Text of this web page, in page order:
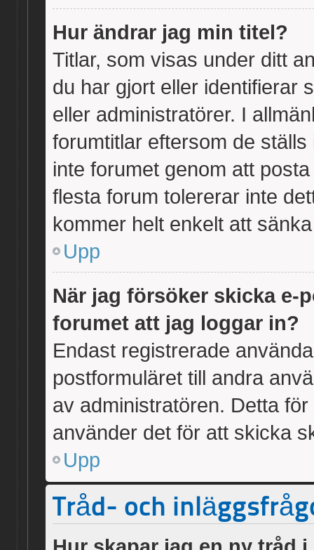
Hur ändrar jag min titel?
Titlar, som visas under ditt
du har gjort eller identifierar
eller administratörer. I
forumtitlar eftersom de
inte forumet genom att
flesta forum tolererar inte
kommer helt enkelt att
Upp
När jag försöker skicka e-
forumet att jag loggar in?
Endast registrerade
postformuläret till andra
av administratören. Detta
använder det för att skicka
Upp
Tråd- och